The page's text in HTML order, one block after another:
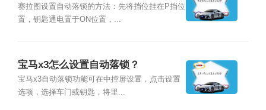
赛拉图设置自动落锁的方法：先将挡位挂在P挡位
置，钥匙通电置于ON位置，...
宝马x3怎么设置自动落锁？
宝马x3自动落锁功能可在中控屏设置，点击设置
选项，选择车门或钥匙，将里...